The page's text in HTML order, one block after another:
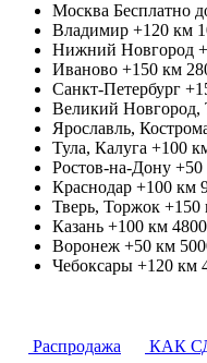
Москва Бесплатно
Владимир +120 км
Нижний Новгород
Иваново +150 км
Санкт-Петербург
Великий Новгород,
Ярославль,
Тула, Калуга +100
Ростов-на-Дону
Краснодар +100 км
Тверь, Торжок +150
Казань +100 км
Воронеж +50 км
Чебоксары +120 км
Распродажа КАК